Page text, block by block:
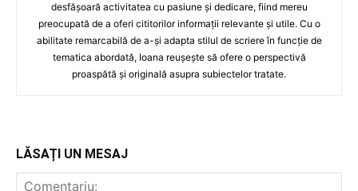
desfășoară activitatea cu pasiune și dedicare, fiind mereu
preocupată de a oferi cititorilor informații relevante și utile. Cu o
abilitate remarcabilă de a-și adapta stilul de scriere în funcție de
tematica abordată, Ioana reușește să ofere o perspectivă
proaspătă și originală asupra subiectelor tratate.
LĂSAȚI UN MESAJ